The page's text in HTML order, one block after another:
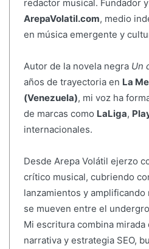
redactor musical. Fundador
ArepaVolatil.com, medio
en música emergente y
Autor de la novela negra Un
años de trayectoria en La
(Venezuela), mi voz ha
de marcas como LaLiga,
internacionales.
Desde Arepa Volátil ejerzo
crítico musical, cubriendo
lanzamientos y
se mueven entre el
Mi escritura combina
narrativa y estrategia SEO,